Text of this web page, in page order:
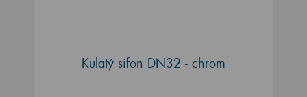
Kulatý sifon DN32 - chrom